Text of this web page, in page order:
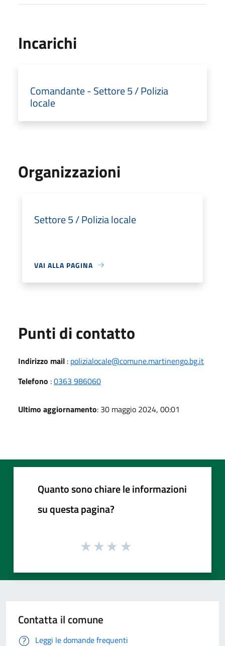
Incarichi
Comandante - Settore 5 / Polizia
locale
Organizzazioni
Settore 5 / Polizia locale
VAI ALLA PAGINA
Punti di contatto
Indirizzo mail : polizialocale@comune.martinengo.bg.it
Telefono :0363 986060
Ultimo aggiornamento: 30 maggio 2024, 00:01
Quanto sono chiare le informazioni
su questa pagina?
Contatta il comune
Leggi le domande frequenti